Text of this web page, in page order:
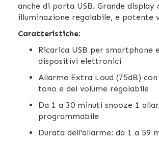
anche di porta USB. Grande display
illuminazione regolabile, e potente
Caratteristiche:
Ricarica USB per smartphone
dispositivi elettronici
Allarme Extra Loud (75dB)
tono e del volume regolabile
Da 1 a 30 minuti snooze 1
programmabile
Durata dell'allarme: da 1 a 59